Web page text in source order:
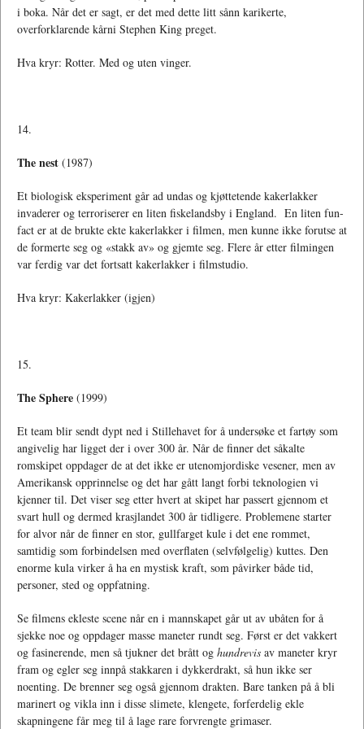
i boka. Når det er sagt, er det med dette litt sånn karikerte,
overforklarende kårni Stephen King preget.
Hva kryr: Rotter. Med og uten vinger.
14.
The nest (1987)
Et biologisk eksperiment går ad undas og kjøttetende kakerlakker
invaderer og terroriserer en liten fiskelandsby i England. En liten fun-
fact er at de brukte ekte kakerlakker i filmen, men kunne ikke forutse at
de formerte seg og «stakk av» og gjemte seg. Flere år etter filmingen
var ferdig var det fortsatt kakerlakker i filmstudio.
Hva kryr: Kakerlakker (igjen)
15.
The Sphere (1999)
Et team blir sendt dypt ned i Stillehavet for å undersøke et fartøy som
angivelig har ligget der i over 300 år. Når de finner det såkalte
romskipet oppdager de at det ikke er utenomjordiske vesener, men av
Amerikansk opprinnelse og det har gått langt forbi teknologien vi
kjenner til. Det viser seg etter hvert at skipet har passert gjennom et
svart hull og dermed krasjlandet 300 år tidligere. Problemene starter
for alvor når de finner en stor, gullfarget kule i det ene rommet,
samtidig som forbindelsen med overflaten (selvfølgelig) kuttes. Den
enorme kula virker å ha en mystisk kraft, som påvirker både tid,
personer, sted og oppfatning.
Se filmens ekleste scene når en i mannskapet går ut av ubåten for å
sjekke noe og oppdager masse maneter rundt seg. Først er det vakkert
og fasinerende, men så tjukner det brått og hundrevis av maneter kryr
fram og egler seg innpå stakkaren i dykkerdrakt, så hun ikke ser
noenting. De brenner seg også gjennom drakten. Bare tanken på å bli
marinert og vikla inn i disse slimete, klengete, forferdelig ekle
skapningene får meg til å lage rare forvrengte grimaser.